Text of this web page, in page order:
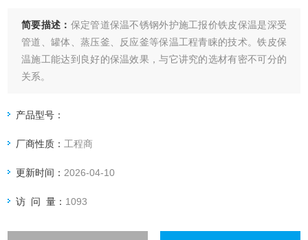
简要描述： 保定管道保温不锈钢外护施工报价铁皮保温是深受
管道、罐体、蒸压釜、反应釜等保温工程青睐的技术。铁皮保
温施工能达到良好的保温效果，与它讲究的选材有密不可分的
关系。
管道罐体保温施工队承做管道罐体设备的白铁、铝板、不锈钢
铁皮保温工程、管道保温工程、设备罐体保温工程、高温炉体
棉、硅酸铝、橡塑、聚氨
产品型号：
厂商性质： 工程商
更新时间： 2026-04-10
访 问 量： 1093